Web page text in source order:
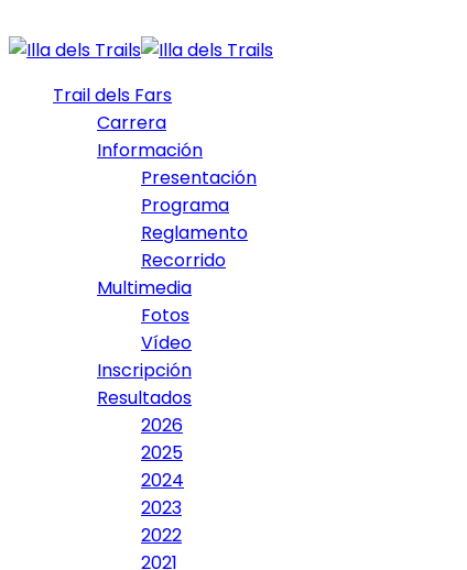
Trail dels Fars
Carrera
Información
Presentación
Programa
Reglamento
Recorrido
Multimedia
Fotos
Vídeo
Inscripción
Resultados
2026
2025
2024
2023
2022
2021